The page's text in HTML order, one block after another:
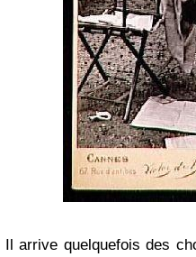
Il arrive quelquefois des